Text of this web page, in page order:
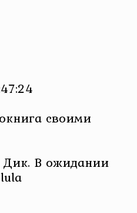
своими
В ожидании